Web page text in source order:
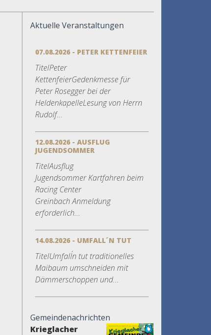
Aktuelle Veranstaltungen
07.08.2026 - PETER KETTENFEIER
TitelPeter
KettenfeierGedenkmesse für
Peter Rosegger bei der
HeldenkapelleLesung von Herrn
Rudolf...
12.08.2026 - AUSFLUG
JUGENDSOMMER
TitelAusflug
Jugendsommer Kartfahren beim
Racing Center
Greinbach Anmeldung
erforderlich...
14.08.2026 - UMFALL´N TUT
TitelUmfall´n tut traditionelles
Maibaum umschneiden mit
Dämmerschoppen und...
Gemeindenachrichten
Krieglacher